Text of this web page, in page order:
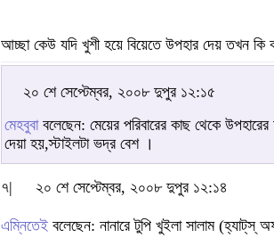
আচ্ছা কেউ যদি খুশী হয়ে বিয়েতে উপহার দেয় তখন কি
২০ শে সেপ্টেম্বর, ২০০৮ দুপুর ১২:১৫
মেহবুবাবলেছেন: মেয়ের পরিবারের কাছ থেকে
দেয়া হয়,স্টাইলটা ভদ্র বেশ ।
৭| ২০ শে সেপ্টেম্বর, ২০০৮ দুপুর ১২:১৪
এম্নিতেই বলেছেন: নানারে টুপি খুইলা সালাম (হ্যাট্‌স্‌